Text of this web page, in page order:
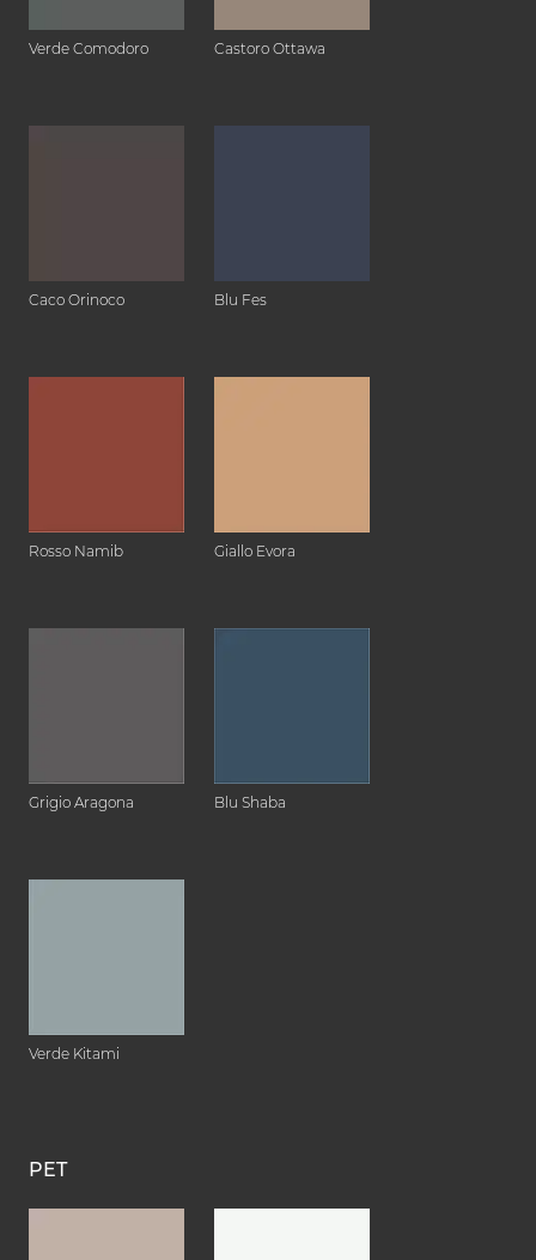
Verde Comodoro Castoro Ottawa
Caco Orinoco Blu Fes
Rosso Namib Giallo Evora
Grigio Aragona Blu Shaba
Verde Kitami
PET